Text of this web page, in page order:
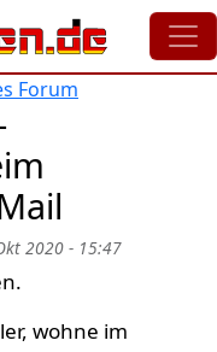
Forum
2020 - 15:47
wohne im